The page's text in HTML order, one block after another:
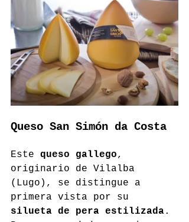
Queso San Simón da Costa
Este queso gallego,
originario de Vilalba
(Lugo), se distingue a
primera vista por su
silueta de pera estilizada.